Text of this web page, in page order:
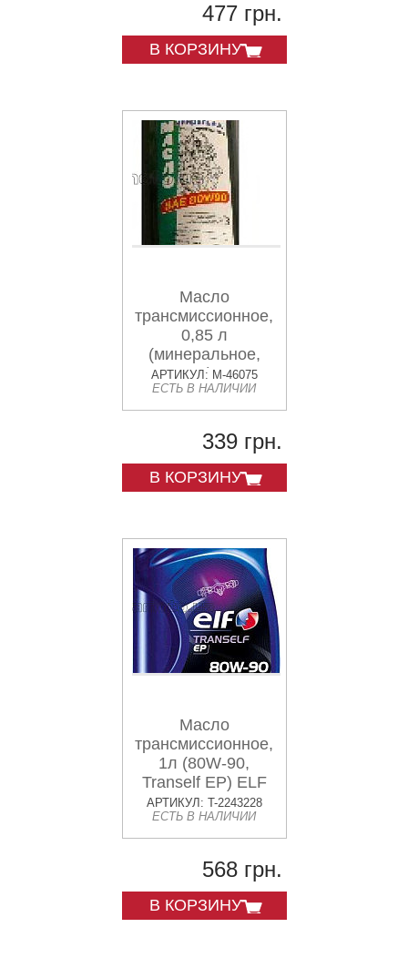
477 грн.
В КОРЗИНУ
Масло
трансмиссионное,
0,85 л
(минеральное,
ТАД -17) ЛАДА
ЛЮКС 85W 90 GL
5 VDKI
АРТИКУЛ: M-46075
ЕСТЬ В НАЛИЧИИ
339 грн.
В КОРЗИНУ
Масло
трансмиссионное,
1л (80W-90,
Tranself EP) ELF
VDKI
АРТИКУЛ: T-2243228
ЕСТЬ В НАЛИЧИИ
568 грн.
В КОРЗИНУ